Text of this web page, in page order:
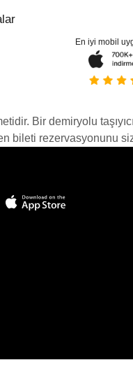
En iyi mobil
Bir demiryolu
bileti rezervasyonunu